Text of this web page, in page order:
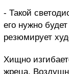
- Такой
его нужно
резюмирует
Хищно
жреца.